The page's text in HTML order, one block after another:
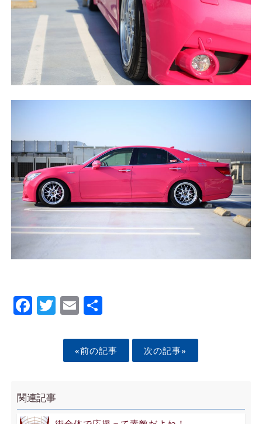
Facebook
Twitter
EmailShare
«前の記事 次の記事»
関連記事